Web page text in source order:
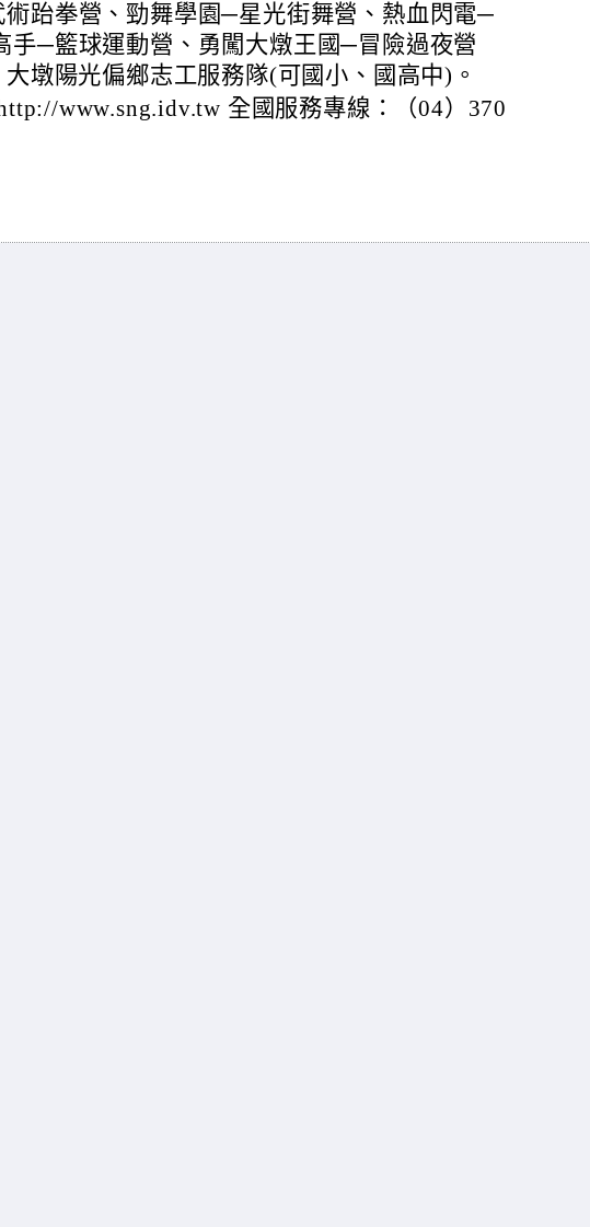
跆拳營、勁舞學園─星光街舞營、熱血閃電─
手─籃球運動營、勇闖大燉王國─冒險過夜營
墩陽光偏鄉志工服務隊(可國小、國高中)。
www.sng.idv.tw 全國服務專線：（04）370